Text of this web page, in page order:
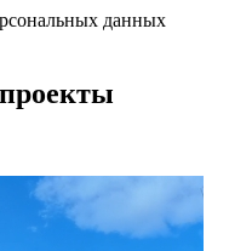
данных